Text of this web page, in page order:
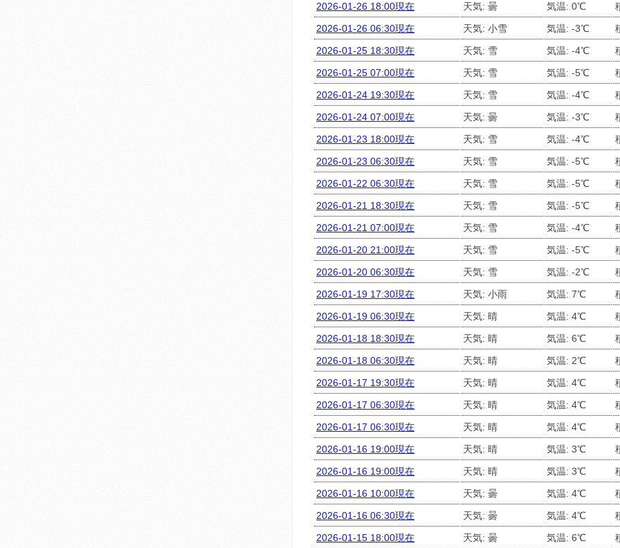
2026-01-26 18:00現在
天気: 曇 気温: 0℃
2026-01-26 06:30現在
天気: 小雪 気温: -3℃
2026-01-25 18:30現在
天気: 雪 気温: -4℃
2026-01-25 07:00現在
天気: 雪 気温: -5℃
2026-01-24 19:30現在
天気: 雪 気温: -4℃
2026-01-24 07:00現在
天気: 曇 気温: -3℃
2026-01-23 18:00現在
天気: 雪 気温: -4℃
2026-01-23 06:30現在
天気: 雪 気温: -5℃
2026-01-22 06:30現在
天気: 雪 気温: -5℃
2026-01-21 18:30現在
天気: 雪 気温: -5℃
2026-01-21 07:00現在
天気: 雪 気温: -4℃
2026-01-20 21:00現在
天気: 雪 気温: -5℃
2026-01-20 06:30現在
天気: 雪 気温: -2℃
2026-01-19 17:30現在
天気: 小雨 気温: 7℃
2026-01-19 06:30現在
天気: 晴 気温: 4℃
2026-01-18 18:30現在
天気: 晴 気温: 6℃
2026-01-18 06:30現在
天気: 晴 気温: 2℃
2026-01-17 19:30現在
天気: 晴 気温: 4℃
2026-01-17 06:30現在
天気: 晴 気温: 4℃
2026-01-17 06:30現在
天気: 晴 気温: 4℃
2026-01-16 19:00現在
天気: 晴 気温: 3℃
2026-01-16 19:00現在
天気: 晴 気温: 3℃
2026-01-16 10:00現在
天気: 曇 気温: 4℃
2026-01-16 06:30現在
天気: 曇 気温: 4℃
2026-01-15 18:00現在
天気: 曇 気温: 6℃